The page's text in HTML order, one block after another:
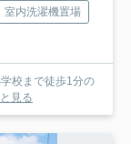
室内洗濯機置場
校まで徒歩1分の
見る